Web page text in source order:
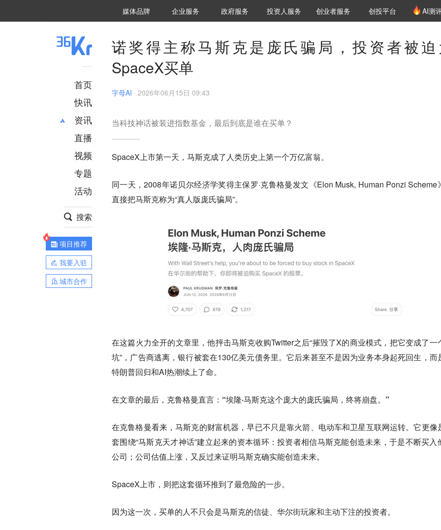
媒体品牌 36Kr研究院
企业服务 城市之窗
政府服务 VClub投资机构库
投资机构职位推介
投资人服务 创投氪堂
创业者服务 创投平台 AI测
首页
快讯
资讯
推荐
财经
项目推荐
安徽
直播
视频
专题
活动
搜索
项目推荐
我要入驻
城市合作
诺奖得主称马斯克是庞氏骗局，投资者被迫
SpaceX买单
字母AI · 2026年06月15日 09:43
当科技神话被装进指数基金，最后到底是谁在买单？
SpaceX上市第一天，马斯克成了人类历史上第一个万亿富翁。
同一天，2008年诺贝尔经济学奖得主保罗·克鲁格曼发文《Elon Musk, Human Ponzi Scheme
直接把马斯克称为“真人版庞氏骗局”。
在这篇火力全开的文章里，他抨击马斯克收购Twitter之后“摧毁了X的商业模式，把它变成了一
坑”，广告商逃离，银行被套在130亿美元债务里。它后来甚至不是因为业务本身起死回生，而
特朗普回归和AI热潮续上了命。
在文章的最后，克鲁格曼直言： “埃隆·马斯克这个庞大的庞氏骗局，终将崩盘。”
在克鲁格曼看来，马斯克的财富机器，早已不只是靠火箭、电动车和卫星互联网运转。它更像
套围绕“马斯克天才神话”建立起来的资本循环：投资者相信马斯克能创造未来，于是不断买入
公司；公司估值上涨，又反过来证明马斯克确实能创造未来。
SpaceX上市，则把这套循环推到了最危险的一步。
因为这一次，买单的人不只会是马斯克的信徒、华尔街玩家和主动下注的投资者。